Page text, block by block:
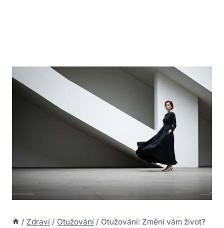
/ Zdraví / Otužování / Otužování: Změní vám život?